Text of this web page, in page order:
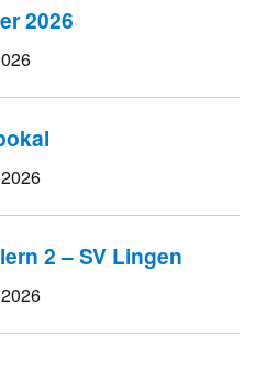
2026
2 – SV Lingen